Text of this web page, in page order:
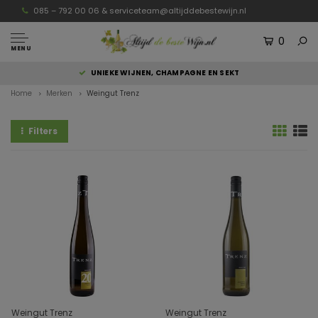
085 – 792 00 06 & serviceteam@altijddebestewijn.nl
MENU
0
UNIEKE WIJNEN, CHAMPAGNE EN SEKT
Home Merken Weingut Trenz
Filters
Weingut Trenz Weingut Trenz